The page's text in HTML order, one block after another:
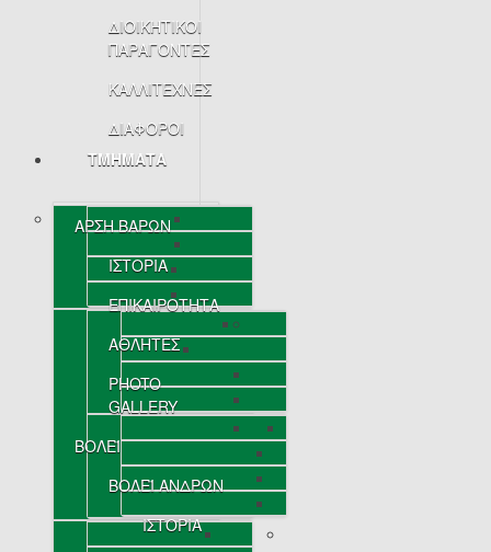
ΔΙΟΙΚΗΤΙΚΟΙ
ΠΑΡΑΓΟΝΤΕΣ
ΚΑΛΛΙΤΕΧΝΕΣ
ΔΙΑΦΟΡΟΙ
ΤΜΗΜΑΤΑ
ΑΡΣΗ ΒΑΡΩΝ
ΙΣΤΟΡΙΑ
ΕΠΙΚΑΙΡΟΤΗΤΑ
ΑΘΛΗΤΕΣ
PHOTO
GALLERY
ΒΟΛΕΪ
ΒΟΛΕΪ ΑΝΔΡΩΝ
ΙΣΤΟΡΙΑ